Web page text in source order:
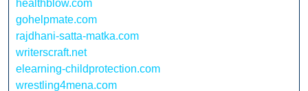
healthblow.com
gohelpmate.com
rajdhani-satta-matka.com
writerscraft.net
elearning-childprotection.com
wrestling4mena.com